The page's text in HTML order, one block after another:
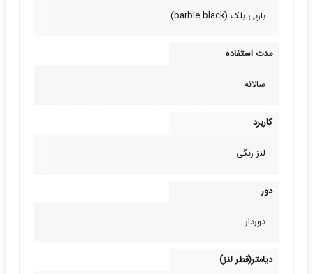
باربی بلک (barbie black)
مدت استفاده
سالانه
کاربرد
لنز رنگی
دور
دوردار
دیامتر(قطر لنز)